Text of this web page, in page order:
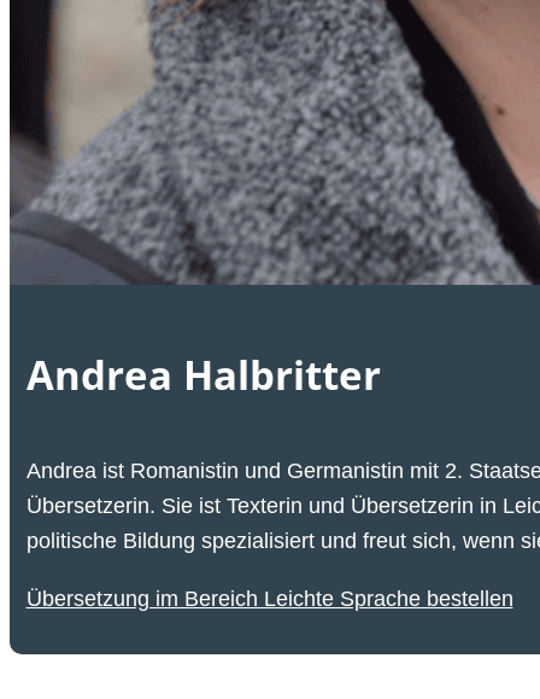
Andrea Halbritter
Andrea ist Romanistin und Germanistin mit 2.
Übersetzerin. Sie ist Texterin und Übersetzerin in
politische Bildung spezialisiert und freut sich, wenn
Übersetzung im Bereich Leichte Sprache bestellen